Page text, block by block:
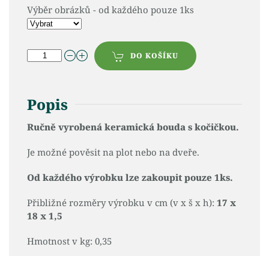
Výběr obrázků - od každého pouze 1ks
DO KOŠÍKU
Popis
Ručně vyrobená keramická bouda s kočičkou.
Je možné pověsit na plot nebo na dveře.
Od každého výrobku lze zakoupit pouze 1ks.
Přibližné rozměry výrobku v cm (v x š x h): 17 x
18 x 1,5
Hmotnost v kg: 0,35